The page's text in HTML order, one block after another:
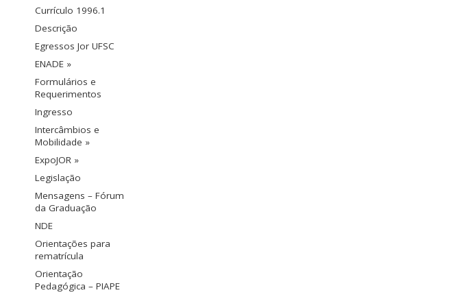
Currículo 1996.1
Descrição
Egressos Jor UFSC
ENADE »
Formulários e
Requerimentos
Ingresso
Intercâmbios e
Mobilidade »
ExpoJOR »
Legislação
Mensagens – Fórum
da Graduação
NDE
Orientações para
rematrícula
Orientação
Pedagógica – PIAPE